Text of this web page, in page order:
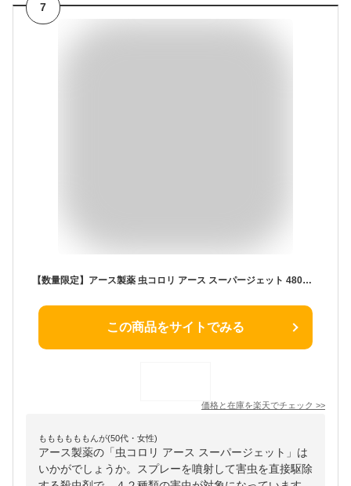
7
【数量限定】アース製薬 虫コロリ アース スーパージェット 480ml 本体（4901080028419）※パッケージ変更の場合あり
この商品をサイトでみる
価格と在庫を楽天でチェック >>
ももももももんが(50代・女性)
アース製薬の「虫コロリ アース スーパージェット」は
いかがでしょうか。スプレーを噴射して害虫を直接駆除